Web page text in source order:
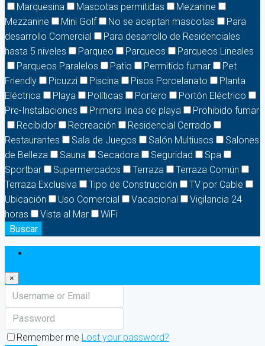
Marquesina
Mascotas permitidas
Mezanine
Mezzanine
Mini Golf No se aceptan mascotas
Para
desarrollo Comercial
Para desarrollo de Residenciales
hasta 5 niveles
Parqueo Parqueos
Parqueos Lineales
Parqueos Paralelos
Patio Permitido fumar
Pet
Friendly
Picuzzi Piscina Pisos Porcelanato
Planta
Eléctrica
Playa Políticas Portero
Portón Eléctrico
Pre-Instalaciones
Primera linea de playa
Prohibido fumar
Recibidor
Recreación
Residencial Cerrado
Restaurantes
Sala de Juegos Salón Multiusos
Salones
de Belleza
Sauna Secadora Seguridad
Spa
Sportbar
Supermercados Terraza
Terraza Común
Terraza Exclusiva
Tipo de Construcción
TV por Cable
Ubicación
Uso Comercial Vacacional
Vigilancia 24
horas
Vista al Mar
WiFi
Buscar
×
Remember me Lost your password?